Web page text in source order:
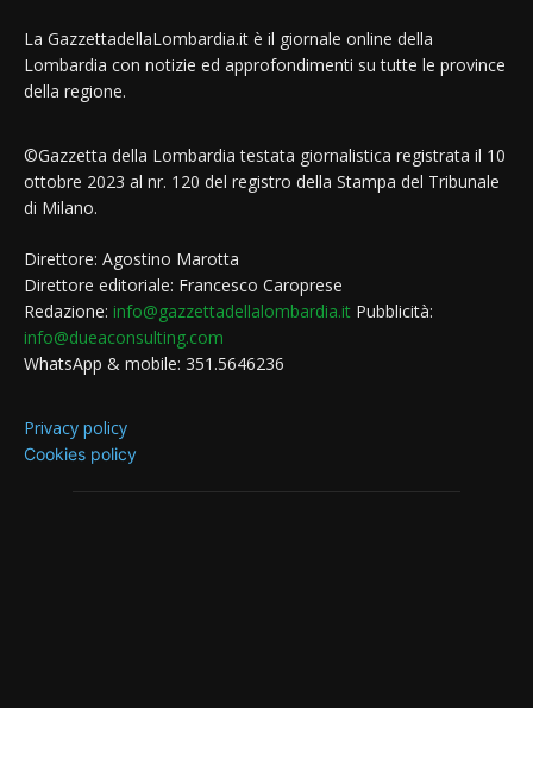
La GazzettadellaLombardia.it è il giornale online della
Lombardia con notizie ed approfondimenti su tutte le province
della regione.
©Gazzetta della Lombardia testata giornalistica registrata il 10
ottobre 2023 al nr. 120 del registro della Stampa del Tribunale
di Milano.
Direttore: Agostino Marotta
Direttore editoriale: Francesco Caroprese
Redazione: info@gazzettadellalombardia.it Pubblicità:
info@dueaconsulting.com
WhatsApp & mobile: 351.5646236
Privacy policy
Cookies policy